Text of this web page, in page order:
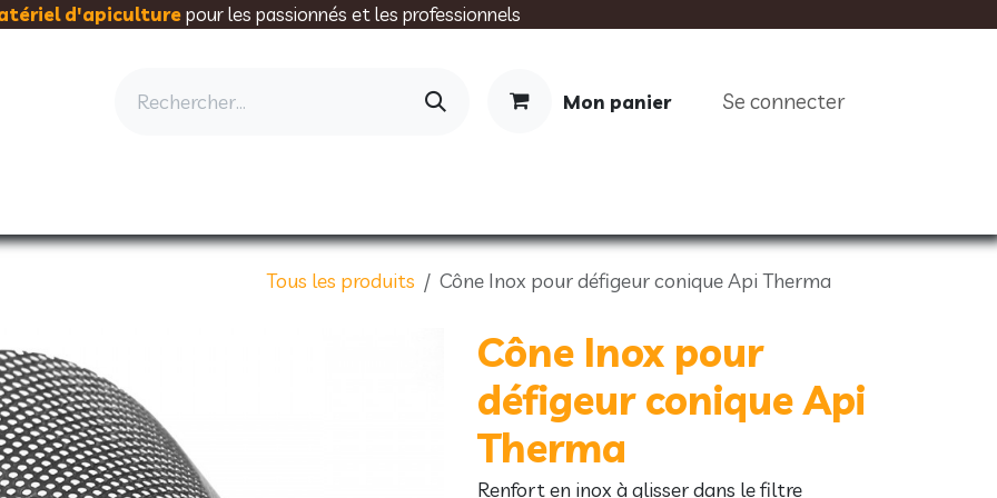
d'apiculturepour les passionnés et les professionnels
Mon panier Se connecter
Tous les produits Cône Inox pour défigeur conique Api Therma
Cône Inox pour
défigeur conique Api
Therma
Renfort en inox à glisser dans le filtre